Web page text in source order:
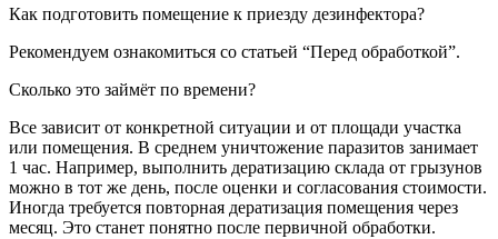
Как подготовить помещение к приезду дезинфектора?
Рекомендуем ознакомиться со статьей “Перед обработкой”.
Сколько это займёт по времени?
Все зависит от конкретной ситуации и от площади участка
или помещения. В среднем уничтожение паразитов занимает
1 час. Например, выполнить дератизацию склада от грызунов
можно в тот же день, после оценки и согласования стоимости.
Иногда требуется повторная дератизация помещения через
месяц. Это станет понятно после первичной обработки.